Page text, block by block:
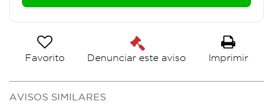
Favorito Denunciar este aviso Imprimir
AVISOS SIMILARES